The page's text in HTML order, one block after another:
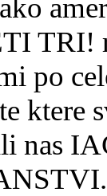
TRI!
po
ktere
nas